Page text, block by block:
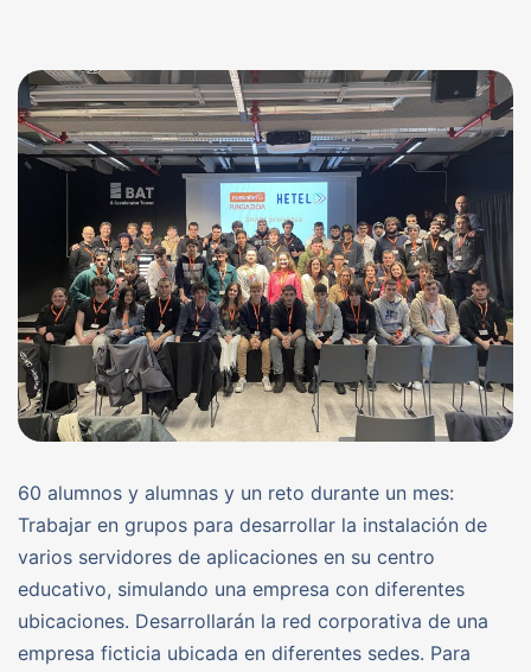
60 alumnos y alumnas y un reto durante un mes:
Trabajar en grupos para desarrollar la instalación de
varios servidores de aplicaciones en su centro
educativo, simulando una empresa con diferentes
ubicaciones. Desarrollarán la red corporativa de una
empresa ficticia ubicada en diferentes sedes. Para